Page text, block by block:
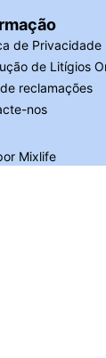
de Privacidade
de Litígios
reclamações
nos
Mixlife